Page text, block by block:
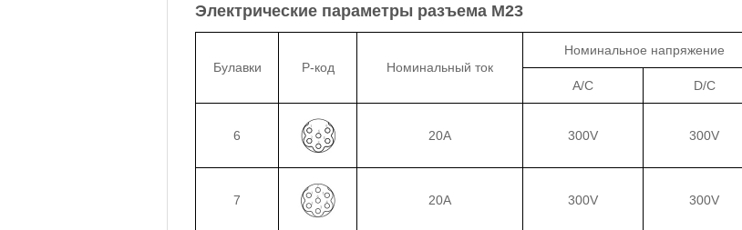
Электрические параметры разъема M23
Булавки P-код Номинальный ток
Номинальное напряжение
A/C
D/C
6 20A 300V 300V
7 20A 300V 300V